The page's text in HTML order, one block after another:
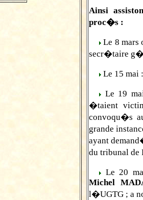
Ainsi
proc�s :
Le 8
secr�taire
Le 15 mai
Le 19
�taient
convoqu�s
grande
ayant
du tribunal
Le 20
Michel
l�UGTG ; a